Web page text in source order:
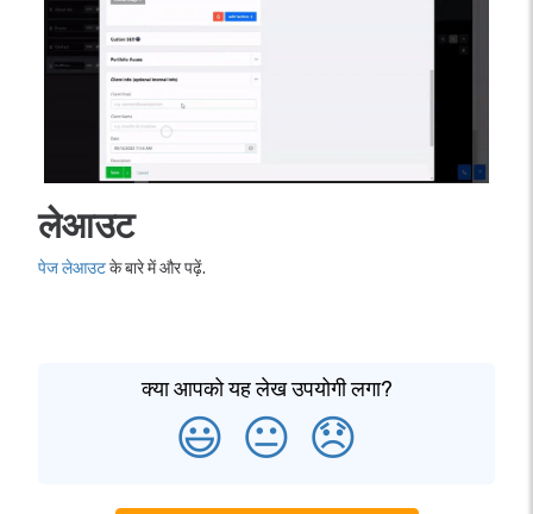
लेआउट
पेज लेआउटके बारे में और पढ़ें.
क्या आपको यह लेख उपयोगी लगा?
😃 😐 😞